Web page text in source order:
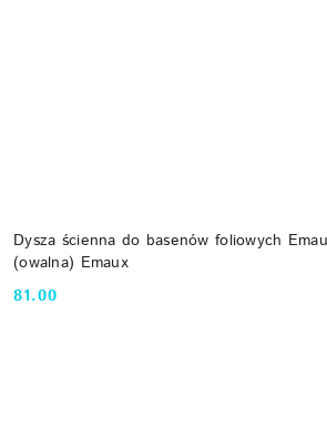
Dysza ścienna do basenów foliowych
(owalna) Emaux
Cena:
81.00